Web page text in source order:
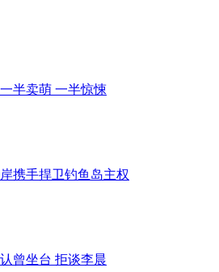
半卖萌 一半惊悚
携手捍卫钓鱼岛主权
曾坐台 拒谈李晨